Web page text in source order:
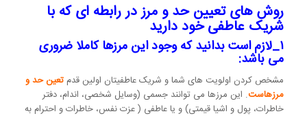
روش های تعیین حد و مرز در رابطه ای که با
شریک عاطفی خود دارید
۱_لازم است بدانید که وجود این مرزها کاملا ضروری
می باشد:
مشخص کردن اولویت های شما و شریک عاطفیتان اولین قدم تعین حد و
مرزهاست. این مرزها می توانند جسمی (وسایل شخصی، اندام، دفتر
خاطرات، پول و اشیا قیمتی) و یا عاطفی ( عزت نفس، خاطرات و احترام به